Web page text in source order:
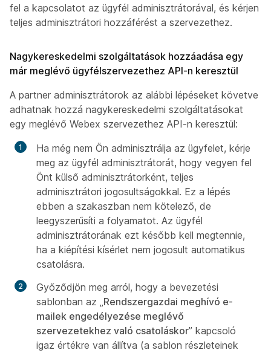
fel a kapcsolatot az ügyfél adminisztrátorával, és kérjen
teljes adminisztrátori hozzáférést a szervezethez.
Nagykereskedelmi szolgáltatások hozzáadása egy
már meglévő ügyfélszervezethez API-n keresztül
A partner adminisztrátorok az alábbi lépéseket követve
adhatnak hozzá nagykereskedelmi szolgáltatásokat
egy meglévő Webex szervezethez API-n keresztül:
Ha még nem Ön adminisztrálja az ügyfelet, kérje
meg az ügyfél adminisztrátorát, hogy vegyen fel
Önt külső adminisztrátorként, teljes
adminisztrátori jogosultságokkal. Ez a lépés
ebben a szakaszban nem kötelező, de
leegyszerűsíti a folyamatot. Az ügyfél
adminisztrátorának ezt később kell megtennie,
ha a kiépítési kísérlet nem jogosult automatikus
csatolásra.
Győződjön meg arról, hogy a bevezetési
sablonban az „Rendszergazdai meghívó e-
mailek engedélyezése meglévő
szervezetekhez való csatoláskor” kapcsoló
igaz értékre van állítva (a sablon részleteinek